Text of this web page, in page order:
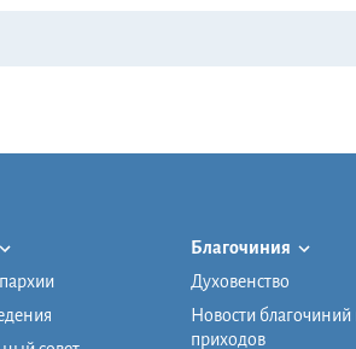
Благочиния
Духовенство
Новости благочиний
приходов